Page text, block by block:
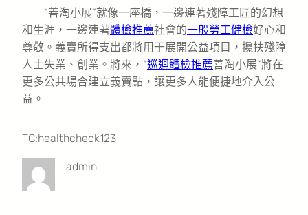
“善淘小展”就像一座橋，一邊連著殘障工匠的幻想
和生涯，一邊連著體檢推薦社會的一般勞工健檢好心和
尊敬。義賣所得支出都將用于展開公益項目，攙扶殘障
人士失業、創業。將來，“巡迴體檢推薦善淘小展”將在
更多公共場合建立義賣點，讓更多人能便捷地介入公
益。
TC:healthcheck123
admin